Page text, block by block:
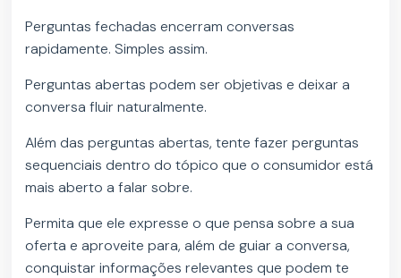
Perguntas fechadas encerram conversas
rapidamente. Simples assim.
Perguntas abertas podem ser objetivas e deixar a
conversa fluir naturalmente.
Além das perguntas abertas, tente fazer perguntas
sequenciais dentro do tópico que o consumidor está
mais aberto a falar sobre.
Permita que ele expresse o que pensa sobre a sua
oferta e aproveite para, além de guiar a conversa,
conquistar informações relevantes que podem te